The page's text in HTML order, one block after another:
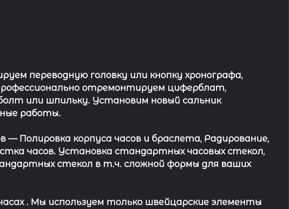
переводную головку или кнопку хронографа,
отремонтируем циферблат,
или шпильку. Установим новый сальник
работы.
— Полировка корпуса часов и браслета, Радирование,
часов. Установка стандартных часовых стекол,
стекол в т.ч. сложной формы для ваших
. Мы используем только швейцарские элементы